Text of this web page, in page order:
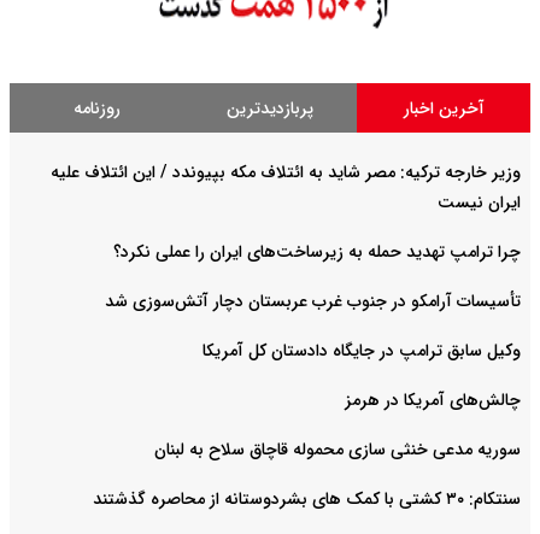
آخرین اخبار پربازدیدترین روزنامه
وزیر خارجه ترکیه: مصر شاید به ائتلاف مکه بپیوندد / این ائتلاف علیه
ایران نیست
چرا ترامپ تهدید حمله به زیرساخت‌های ایران را عملی نکرد؟
تأسیسات آرامکو در جنوب غرب عربستان دچار آتش‌سوزی شد
وکیل سابق ترامپ در جایگاه دادستان کل آمریکا
چالش‌های آمریکا در هرمز
سوریه مدعی خنثی سازی محموله قاچاق سلاح به لبنان
سنتکام: ۳۰ کشتی با کمک های بشردوستانه از محاصره گذشتند